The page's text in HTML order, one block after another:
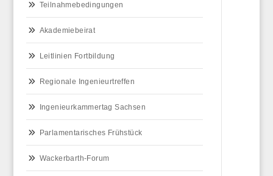
Teilnahmebedingungen
Akademiebeirat
Leitlinien Fortbildung
Regionale Ingenieurtreffen
Ingenieurkammertag Sachsen
Parlamentarisches Frühstück
Wackerbarth-Forum